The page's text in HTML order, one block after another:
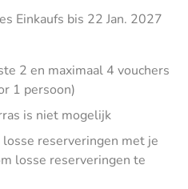
Einkaufs bis 22 Jan. 2027
2 en maximaal 4 vouchers
1 persoon)
is niet mogelijk
reserveringen met je
losse reserveringen te